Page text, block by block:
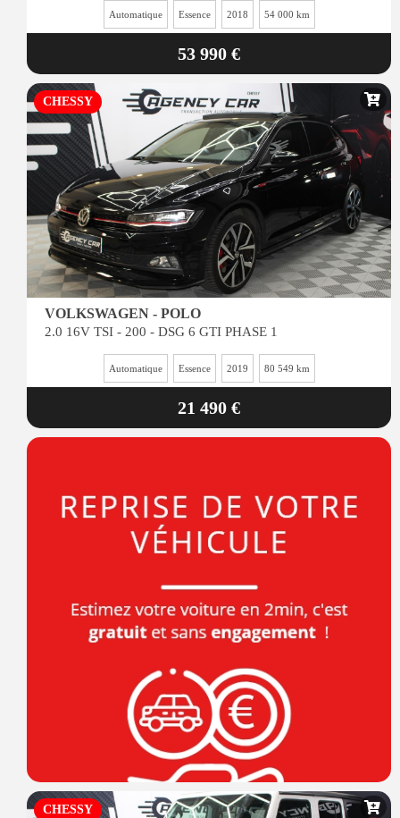
Automatique Essence 2018 54 000 km
53 990 €
CHESSY
VOLKSWAGEN - POLO
2.0 16V TSI - 200 - DSG 6 GTI PHASE 1
Automatique Essence 2019 80 549 km
21 490 €
CHESSY